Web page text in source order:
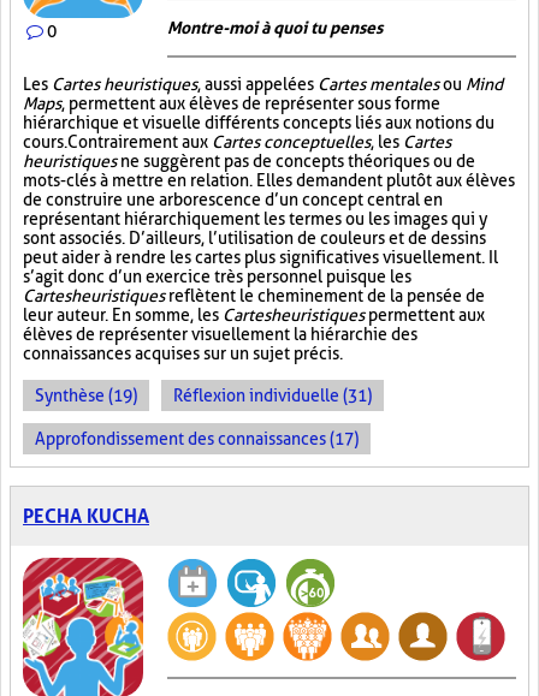
0 Montre-moi à quoi tu penses
Les Cartes heuristiques, aussi appelées Cartes mentalesou Mind
Maps, permettent aux élèves de représenter sous forme
hiérarchique et visuelle différents concepts liés aux notions du
cours. Contrairement aux Cartes conceptuelles, les Cartes
heuristiquesne suggèrent pas de concepts théoriques ou de
mots-clés à mettre en relation. Elles demandent plutôt aux élèves
de construire une arborescence d’un concept central en
représentant hiérarchiquement les termes ou les images qui y
sont associés. D’ailleurs, l’utilisation de couleurs et de dessins
peut aider à rendre les cartes plus significatives visuellement. Il
s’agit donc d’un exercice très personnel puisque les
Cartes heuristiquesreflètent le cheminement de la pensée de
leur auteur. En somme, les Cartes heuristiquespermettent aux
élèves de représenter visuellement la hiérarchie des
connaissances acquises sur un sujet précis.
Synthèse (19) Réflexion individuelle (31)
Approfondissement des connaissances (17)
PECHA KUCHA